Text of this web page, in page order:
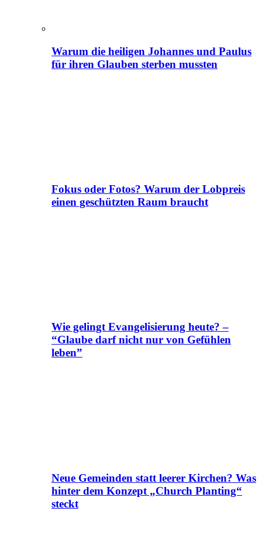
Warum die heiligen Johannes und Paulus
für ihren Glauben sterben mussten
Fokus oder Fotos? Warum der Lobpreis
einen geschützten Raum braucht
Wie gelingt Evangelisierung heute? –
“Glaube darf nicht nur von Gefühlen
leben”
Neue Gemeinden statt leerer Kirchen? Was
hinter dem Konzept „Church Planting“
steckt